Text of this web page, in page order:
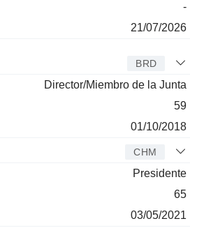
-
21/07/2026
BRD
Director/Miembro de la Junta
59
01/10/2018
CHM
Presidente
65
03/05/2021